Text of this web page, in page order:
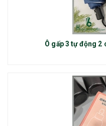
Ô gấp 3 tự động